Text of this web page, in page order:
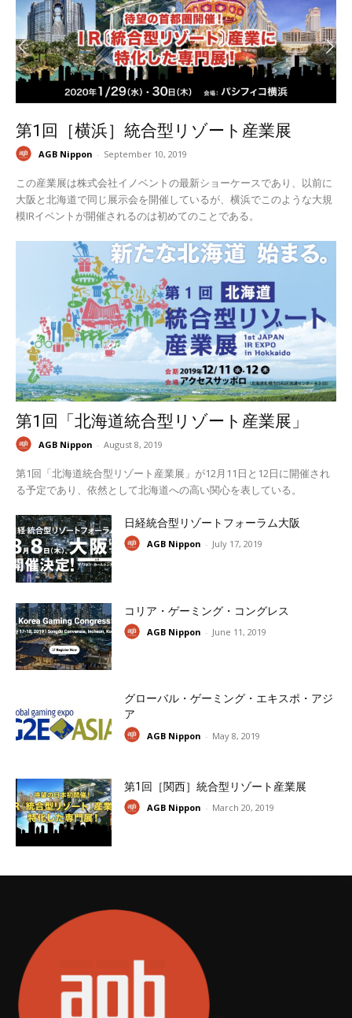
第1回［横浜］統合型リゾート産業展
AGB Nippon - September 10, 2019
この産業展は株式会社イノベントの最新ショーケースであり、以前に
大阪と北海道で同じ展示会を開催しているが、横浜でこのような大規
模IRイベントが開催されるのは初めてのことである。
第1回「北海道統合型リゾート産業展」
AGB Nippon - August 8, 2019
第1回「北海道統合型リゾート産業展」が12月11日と12日に開催され
る予定であり、依然として北海道への高い関心を表している。
日経統合型リゾートフォーラム大阪
AGB Nippon - July 17, 2019
コリア・ゲーミング・コングレス
AGB Nippon - June 11, 2019
グローバル・ゲーミング・エキスポ・アジ
ア
AGB Nippon - May 8, 2019
第1回［関西］統合型リゾート産業展
AGB Nippon - March 20, 2019